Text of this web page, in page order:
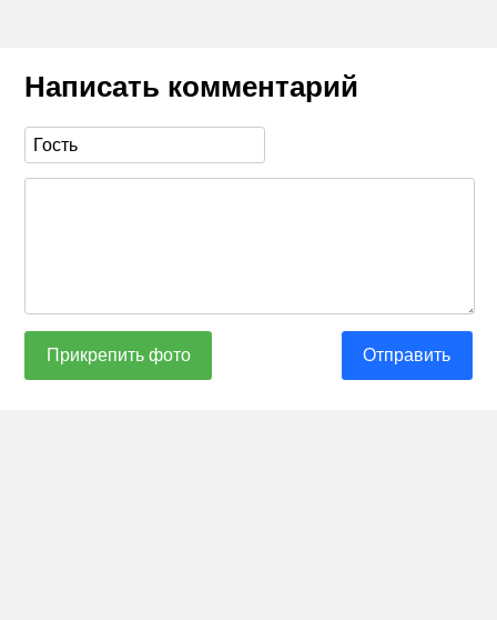
Написать комментарий
Прикрепить фото Отправить